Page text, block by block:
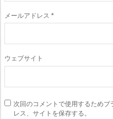
メールアドレス *
ウェブサイト
次回のコメントで使用するため
レス、サイトを保存する。